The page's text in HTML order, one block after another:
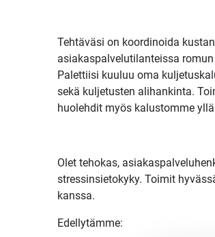
Tehtäväsi on koordinoida
asiakaspalvelutilanteissa
Palettiisi kuuluu oma
sekä kuljetusten alihankinta.
huolehdit myös kalustomme
Olet tehokas,
stressinsietokyky. Toimit
kanssa.
Edellytämme: